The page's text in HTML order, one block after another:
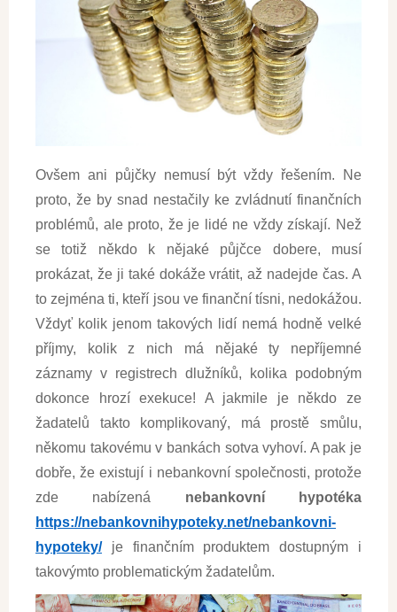
Ovšem ani půjčky nemusí být vždy řešením. Ne
proto, že by snad nestačily ke zvládnutí finančních
problémů, ale proto, že je lidé ne vždy získají. Než
se totiž někdo k nějaké půjčce dobere, musí
prokázat, že ji také dokáže vrátit, až nadejde čas. A
to zejména ti, kteří jsou ve finanční tísni, nedokážou.
Vždyť kolik jenom takových lidí nemá hodně velké
příjmy, kolik z nich má nějaké ty nepříjemné
záznamy v registrech dlužníků, kolika podobným
dokonce hrozí exekuce! A jakmile je někdo ze
žadatelů takto komplikovaný, má prostě smůlu,
někomu takovému v bankách sotva vyhoví. A pak je
dobře, že existují i nebankovní společnosti, protože
zde nabízená nebankovní hypotéka
https://nebankovnihypoteky.net/nebankovni-
hypoteky/je finančním produktem dostupným i
takovýmto problematickým žadatelům.